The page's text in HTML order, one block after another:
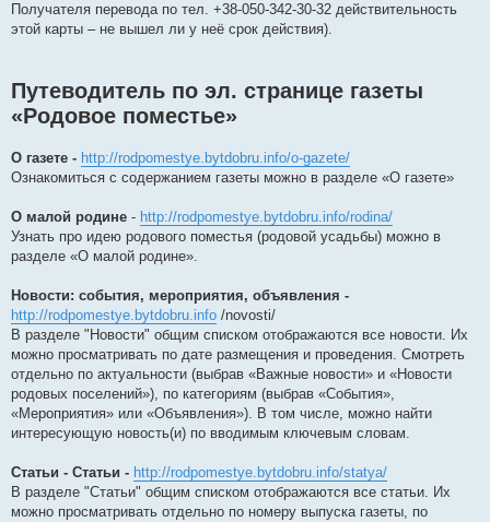
Получателя перевода по тел. +38-050-342-30-32 действительность
этой карты – не вышел ли у неё срок действия).
Путеводитель по эл. странице газеты
«Родовое поместье»
О газете - http://rodpomestye.bytdobru.info/o-gazete/
Ознакомиться с содержанием газеты можно в разделе «О газете»
О малой родине - http://rodpomestye.bytdobru.info/rodina/
Узнать про идею родового поместья (родовой усадьбы) можно в
разделе «О малой родине».
Новости: события, мероприятия, объявления -
http://rodpomestye.bytdobru.info /novosti/
В разделе "Новости" общим списком отображаются все новости. Их
можно просматривать по дате размещения и проведения. Смотреть
отдельно по актуальности (выбрав «Важные новости» и «Новости
родовых поселений»), по категориям (выбрав «События»,
«Мероприятия» или «Объявления»). В том числе, можно найти
интересующую новость(и) по вводимым ключевым словам.
Статьи - Статьи - http://rodpomestye.bytdobru.info/statya/
В разделе "Статьи" общим списком отображаются все статьи. Их
можно просматривать отдельно по номеру выпуска газеты, по